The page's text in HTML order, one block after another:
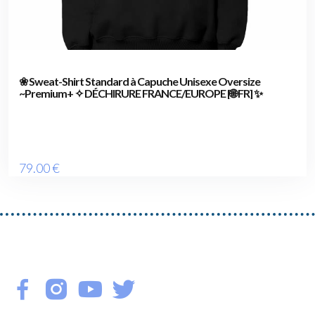
❀ Sweat-Shirt Standard à Capuche Unisexe Oversize
~Premium+ ✧ DÉCHIRURE FRANCE/EUROPE [🌐 FR] ✨
79.00€